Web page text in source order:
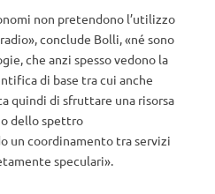
non pretendono l’utilizzo
conclude Bolli, «né sono
che anzi spesso vedono la
di base tra cui anche
quindi di sfruttare una risorsa
dello spettro
un coordinamento tra servizi
speculari».